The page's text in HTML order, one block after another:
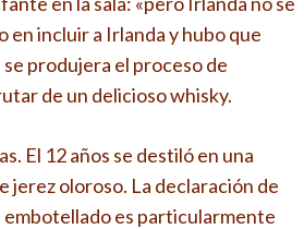
incluir a Irlanda y hubo que
produjera el proceso de
de un delicioso whisky.
El 12 años se destiló en una
jerez oloroso. La declaración de
embotellado es particularmente